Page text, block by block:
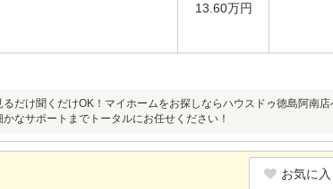
13.60万円
だけ聞くだけOK！マイホームをお探しならハウスドゥ徳島阿南
なサポートまでトータルにお任せください！
お気に